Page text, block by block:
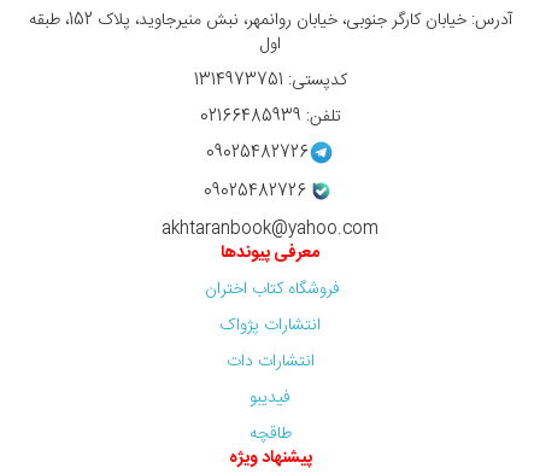
آدرس: خیابان کارگر جنوبی، خیابان روانمهر، نبش منیرجاوید، پلاک 152، طبقه
اول
کدپستی: 1314973751
تلفن: 02166485939
09025482726
09025482726
akhtaranbook@yahoo.com
معرفی پیوندها
فروشگاه کتاب اختران
انتشارات پژواک
انتشارات دات
فیدیبو
طاقچه
پیشنهاد ویژه